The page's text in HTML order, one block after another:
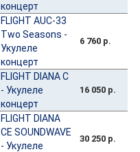
концерт
FLIGHT AUC-33
Two Seasons -
Укулеле
концерт
6 760 р.
FLIGHT DIANA C
- Укулеле
концерт
16 050 р.
FLIGHT DIANA
CE SOUNDWAVE
- Укулеле
30 250 р.